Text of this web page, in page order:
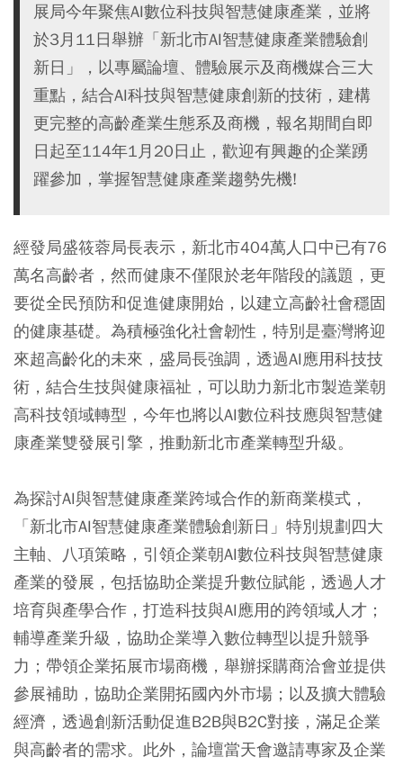
展局今年聚焦AI數位科技與智慧健康產業，並將
於3月11日舉辦「新北市AI智慧健康產業體驗創
新日」，以專屬論壇、體驗展示及商機媒合三大
重點，結合AI科技與智慧健康創新的技術，建構
更完整的高齡產業生態系及商機，報名期間自即
日起至114年1月20日止，歡迎有興趣的企業踴
躍參加，掌握智慧健康產業趨勢先機!
經發局盛筱蓉局長表示，新北市404萬人口中已有76
萬名高齡者，然而健康不僅限於老年階段的議題，更
要從全民預防和促進健康開始，以建立高齡社會穩固
的健康基礎。為積極強化社會韌性，特別是臺灣將迎
來超高齡化的未來，盛局長強調，透過AI應用科技技
術，結合生技與健康福祉，可以助力新北市製造業朝
高科技領域轉型，今年也將以AI數位科技應與智慧健
康產業雙發展引擎，推動新北市產業轉型升級。
為探討AI與智慧健康產業跨域合作的新商業模式，
「新北市AI智慧健康產業體驗創新日」特別規劃四大
主軸、八項策略，引領企業朝AI數位科技與智慧健康
產業的發展，包括協助企業提升數位賦能，透過人才
培育與產學合作，打造科技與AI應用的跨領域人才；
輔導產業升級，協助企業導入數位轉型以提升競爭
力；帶領企業拓展市場商機，舉辦採購商洽會並提供
參展補助，協助企業開拓國內外市場；以及擴大體驗
經濟，透過創新活動促進B2B與B2C對接，滿足企業
與高齡者的需求。此外，論壇當天會邀請專家及企業